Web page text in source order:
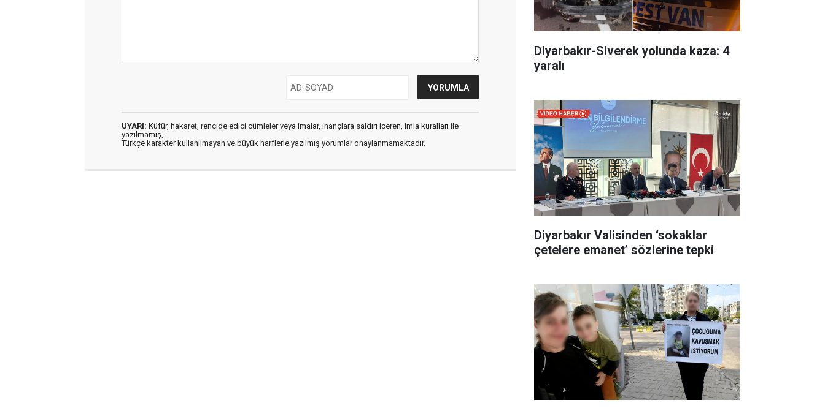
UYARI: Küfür, hakaret, rencide edici cümleler veya imalar, inançlara saldırı içeren, imla kuralları ile
yazılmamış,
Türkçe karakter kullanılmayan ve büyük harflerle yazılmış yorumlar onaylanmamaktadır.
Diyarbakır-Siverek yolunda kaza: 4
yaralı
Diyarbakır Valisinden ‘sokaklar
çetelere emanet’ sözlerine tepki